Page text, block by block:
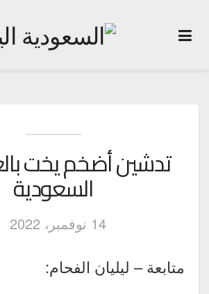
تدشين أضخم يخت
السعودية
14 نوفمبر، 2022
متابعة – ليليان الفحام: